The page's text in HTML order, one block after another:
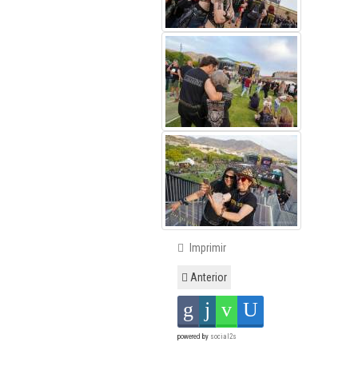
Imprimir
Anterior
powered by social2s